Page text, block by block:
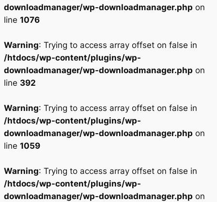
downloadmanager/wp-downloadmanager.php on
line 1076
Warning: Trying to access array offset on false in
/htdocs/wp-content/plugins/wp-
downloadmanager/wp-downloadmanager.php on
line 392
Warning: Trying to access array offset on false in
/htdocs/wp-content/plugins/wp-
downloadmanager/wp-downloadmanager.php on
line 1059
Warning: Trying to access array offset on false in
/htdocs/wp-content/plugins/wp-
downloadmanager/wp-downloadmanager.php on